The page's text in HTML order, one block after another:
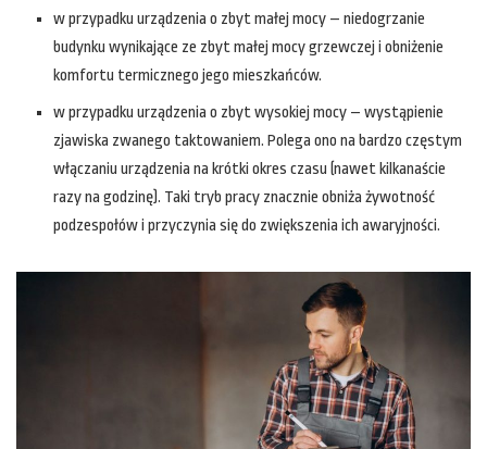
w przypadku urządzenia o zbyt małej mocy – niedogrzanie
budynku wynikające ze zbyt małej mocy grzewczej i obniżenie
komfortu termicznego jego mieszkańców.
w przypadku urządzenia o zbyt wysokiej mocy – wystąpienie
zjawiska zwanego taktowaniem. Polega ono na bardzo częstym
włączaniu urządzenia na krótki okres czasu (nawet kilkanaście
razy na godzinę). Taki tryb pracy znacznie obniża żywotność
podzespołów i przyczynia się do zwiększenia ich awaryjności.